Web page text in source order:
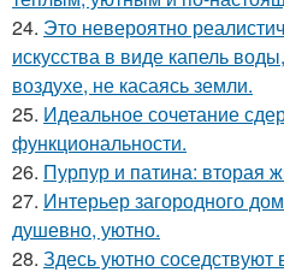
24. Это невероятно
искусства в виде капель
воздухе, не касаясь земли.
25. Идеальное сочетание
функциональности.
26. Пурпур и патина: вторая
27. Интерьер загородного
душевно, уютно.
28. Здесь уютно